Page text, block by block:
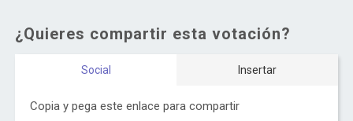
¿Quieres compartir esta votación?
Social Insertar
Copia y pega este enlace para compartir